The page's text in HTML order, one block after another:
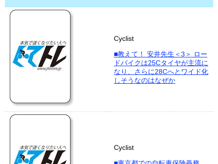
Cyclist
■教えて！ 安井先生＜3＞ ロー
ドバイクは25Cタイヤが主流に
なり、さらに28Cへとワイド化
しそうなのはなぜか
Cyclist